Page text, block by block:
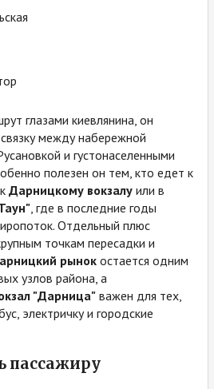
глазами киевлянина, он
между набережной
и густонаселенными
полезен он тем, кто едет к
, к Дарницкому вокзалу или в
, где в последние годы
Отдельный плюс
точкам пересадки и
рынокостается одним
узлов района, а
"Дарница" важен для тех,
электричку и городские
пассажиру